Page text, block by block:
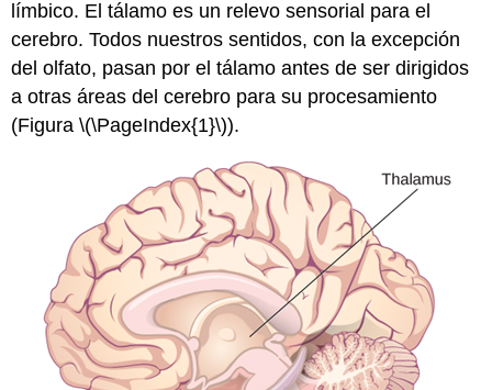
límbico. El tálamo es un relevo sensorial para el
cerebro. Todos nuestros sentidos, con la excepción
del olfato, pasan por el tálamo antes de ser dirigidos
a otras áreas del cerebro para su procesamiento
(Figura \(\PageIndex{1}\)).